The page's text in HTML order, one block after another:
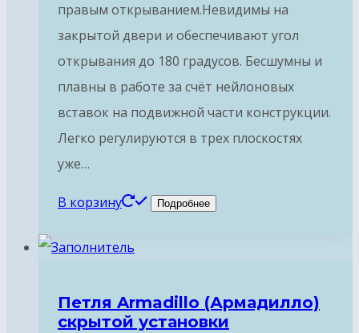
правым открыванием.Невидимы на
закрытой двери и обеспечивают угол
открывания до 180 градусов. Бесшумны и
плавны в работе за счёт нейлоновых
вставок на подвижной части конструкции.
Легко регулируются в трех плоскостях
уже…
В корзину Подробнее
Петля Armadillo (Армадилло)
скрытой установки